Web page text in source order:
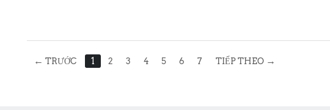
← TRƯỚC 1 2 3 4 5 6 7 TIẾP THEO →